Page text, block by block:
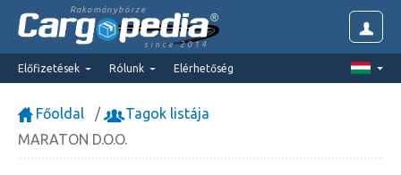
Rakománybörze
since 2014
Előfizetések Rólunk Elérhetőség
Főoldal
Tagok listája
MARATON D.O.O.